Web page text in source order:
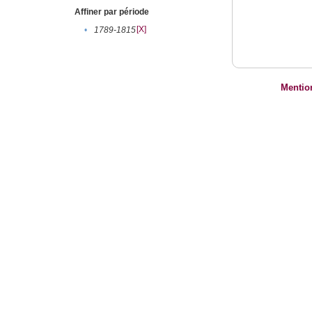
Affiner par période
•
1789-1815[X]